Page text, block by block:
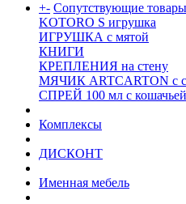
+- Сопутствующие товары
KOTORO S игрушка
ИГРУШКА с мятой
КНИГИ
КРЕПЛЕНИЯ на стену
МЯЧИК ARTCARTON с
СПРЕЙ 100 мл с
Комплексы
ДИСКОНТ
Именная мебель